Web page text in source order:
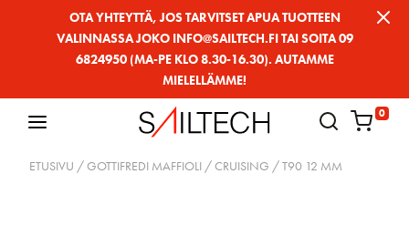
OTA YHTEYTTÄ, JOS TARVITSET APUA TUOTTEEN
VALINNASSA JOKO INFO@SAILTECH.FI TAI SOITA 09
6824950 (MA-PE KLO 8.30-16.30). AUTAMME
MIELELLÄMME!
0
ETUSIVU /GOTTIFREDI MAFFIOLI /CRUISING / T90 12 MM